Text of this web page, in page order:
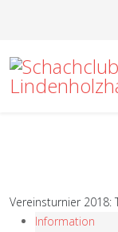
Vereinsturnier 2018:
Information